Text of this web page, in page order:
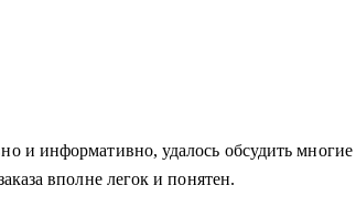
и информативно, удалось обсудить
вполне легок и понятен.